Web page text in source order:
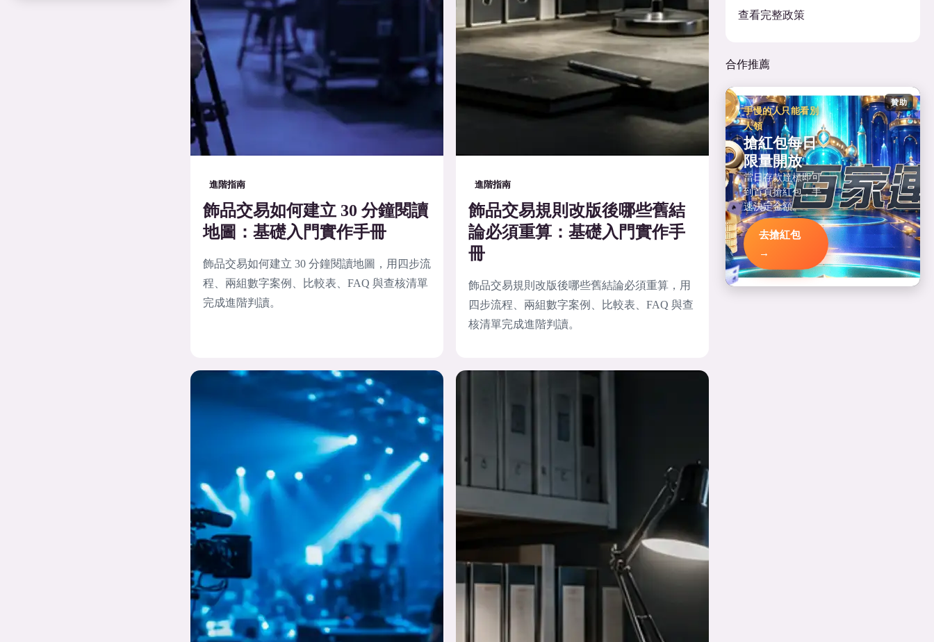
進階指南
飾品交易如何建立 30 分鐘閱讀
地圖：基礎入門實作手冊
飾品交易如何建立 30 分鐘閱讀地圖，用四步流
程、兩組數字案例、比較表、FAQ 與查核清單
完成進階判讀。
進階指南
飾品交易規則改版後哪些舊結
論必須重算：基礎入門實作手
冊
飾品交易規則改版後哪些舊結論必須重算，用
四步流程、兩組數字案例、比較表、FAQ 與查
核清單完成進階判讀。
查看完整政策
合作推薦
贊助
手慢的人只能看別
人領
搶紅包每日
限量開放
當日存款達標即可
到首頁搶紅包，手
速決定金額。
去搶紅包
→